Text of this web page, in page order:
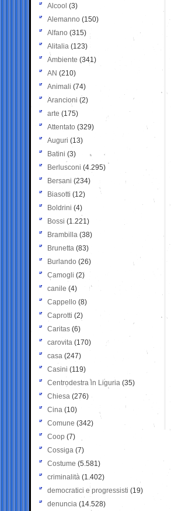
Alcool (3)
Alemanno (150)
Alfano (315)
Alitalia (123)
Ambiente (341)
AN (210)
Animali (74)
Arancioni (2)
arte (175)
Attentato (329)
Auguri (13)
Batini (3)
Berlusconi (4.295)
Bersani (234)
Biasotti (12)
Boldrini (4)
Bossi (1.221)
Brambilla (38)
Brunetta (83)
Burlando (26)
Camogli (2)
canile (4)
Cappello (8)
Caprotti (2)
Caritas (6)
carovita (170)
casa (247)
Casini (119)
Centrodestra in Liguria (35)
Chiesa (276)
Cina (10)
Comune (342)
Coop (7)
Cossiga (7)
Costume (5.581)
criminalità (1.402)
democratici e progressisti (19)
denuncia (14.528)